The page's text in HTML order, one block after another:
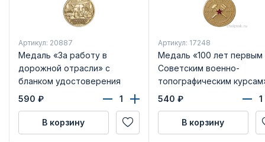
Артикул: 20887
Медаль «За работу в
дорожной отрасли» с
бланком удостоверения
590 ₽
В корзину
Артикул: 17248
Медаль «100 лет первым
Советским военно-
топографическим
бланком удостоверения
540 ₽
В корзину